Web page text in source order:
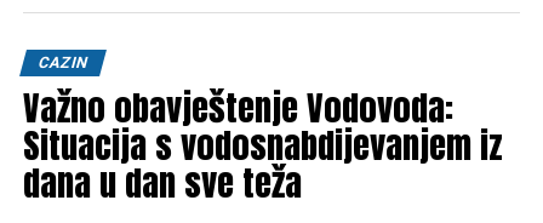
čakdva Porsche Macana, dok je ukupno pripremljeno
više od2.800 nagrada
Očekuje se dolazak hiljada gledalaca iz Bosne i
Hercegovine, Hrvatske, Slovenije, Srbije, Crne Gore i drugih
evropskih zemalja, što će Cazin i ove godine učiniti
regionalnim centrom automobilizma.
CAZIN
Važno obavještenje Vodovoda:
Situacija s vodosnabdijevanjem iz
dana u dan sve teža